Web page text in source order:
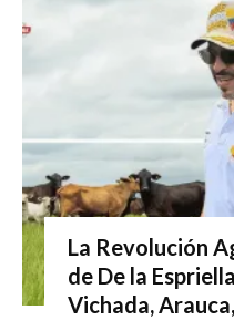
La Revolución
de De la
Vichada,